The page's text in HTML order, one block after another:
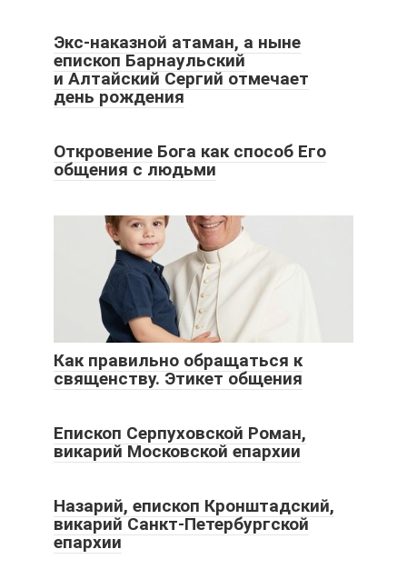
Экс-наказной атаман, а ныне
епископ Барнаульский
и Алтайский Сергий отмечает
день рождения
Откровение Бога как способ Его
общения с людьми
Как правильно обращаться к
священству. Этикет общения
Епископ Серпуховской Роман,
викарий Московской епархии
Назарий, епископ Кронштадский,
викарий Санкт-Петербургской
епархии